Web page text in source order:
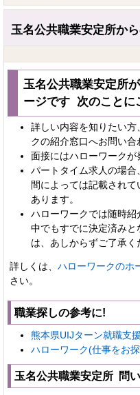
玉名公共職業安定所か
玉名公共職業安定所
ージです 次のことに
詳しい内容を知りたい
クの紹介窓口へお問い合
面接にはハローワークが
パートタイム求人の場
間によっては記載され
あります。
ハローワークでは随時
中でもすでに決定済み
は、あしからずご了承く
詳しくは、 ハローワークのホ
さい。
職業探しの参考に!
熊本県UIJターン就職支
ハローワーク(仕事をお
玉名公共職業安定所 問